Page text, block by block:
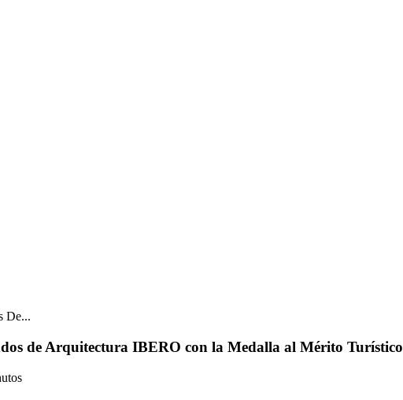
De...
de Arquitectura IBERO con la Medalla al Mérito Turístico